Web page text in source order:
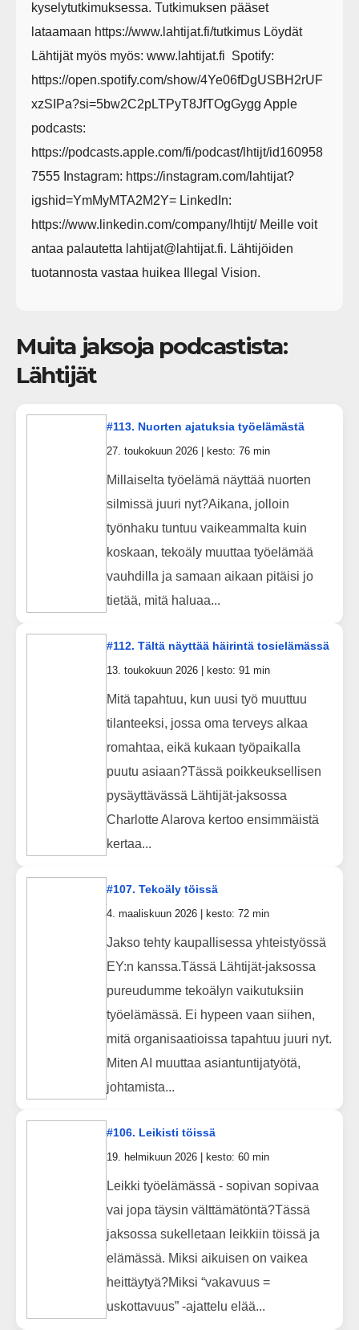
kyselytutkimuksessa. Tutkimuksen pääset
lataamaan https://www.lahtijat.fi/tutkimus Löydät
Lähtijät myös myös: ⁠⁠⁠⁠⁠www.lahtijat.fi ⁠⁠⁠⁠⁠ Spotify:
⁠⁠⁠⁠⁠https://open.spotify.com/show/4Ye06fDgUSBH2rUF
xzSIPa?si=5bw2C2pLTPyT8JfTOgGygg⁠⁠⁠⁠⁠ Apple
podcasts:
⁠⁠⁠⁠⁠https://podcasts.apple.com/fi/podcast/lhtijt/id160958
7555⁠⁠⁠⁠⁠ Instagram: ⁠⁠⁠⁠⁠https://instagram.com/lahtijat?
igshid=YmMyMTA2M2Y=⁠⁠⁠⁠⁠ LinkedIn:
⁠⁠⁠⁠⁠https://www.linkedin.com/company/lhtijt/⁠⁠⁠⁠⁠ Meille voit
antaa palautetta lahtijat@lahtijat.fi. Lähtijöiden
tuotannosta vastaa huikea ⁠⁠⁠⁠⁠Illegal Vision⁠⁠⁠⁠⁠.
Muita jaksoja podcastista:
Lähtijät
#113. Nuorten ajatuksia työelämästä
27. toukokuun 2026 | kesto: 76 min
Millaiselta työelämä näyttää nuorten
silmissä juuri nyt?Aikana, jolloin
työnhaku tuntuu vaikeammalta kuin
koskaan, tekoäly muuttaa työelämää
vauhdilla ja samaan aikaan pitäisi jo
tietää, mitä haluaa...
#112. Tältä näyttää häirintä tosielämässä
13. toukokuun 2026 | kesto: 91 min
Mitä tapahtuu, kun uusi työ muuttuu
tilanteeksi, jossa oma terveys alkaa
romahtaa, eikä kukaan työpaikalla
puutu asiaan?Tässä poikkeuksellisen
pysäyttävässä Lähtijät-jaksossa
Charlotte Alarova kertoo ensimmäistä
kertaa...
#107. Tekoäly töissä
4. maaliskuun 2026 | kesto: 72 min
Jakso tehty kaupallisessa yhteistyössä
EY:n kanssa.Tässä Lähtijät-jaksossa
pureudumme tekoälyn vaikutuksiin
työelämässä. Ei hypeen vaan siihen,
mitä organisaatioissa tapahtuu juuri nyt.
Miten AI muuttaa asiantuntijatyötä,
johtamista...
#106. Leikisti töissä
19. helmikuun 2026 | kesto: 60 min
Leikki työelämässä - sopivan sopivaa
vai jopa täysin välttämätöntä?Tässä
jaksossa sukelletaan leikkiin töissä ja
elämässä. Miksi aikuisen on vaikea
heittäytyä?Miksi “vakavuus =
uskottavuus” -ajattelu elää...